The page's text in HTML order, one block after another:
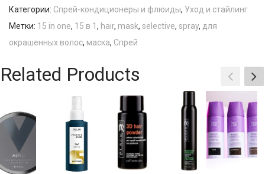
Категории: Спрей-кондиционеры и флюиды, Уход и стайлинг
Метки: 15 in one, 15 в 1 , hair, mask, selective, spray, для
окрашенных волос, маска, Спрей
Related Products